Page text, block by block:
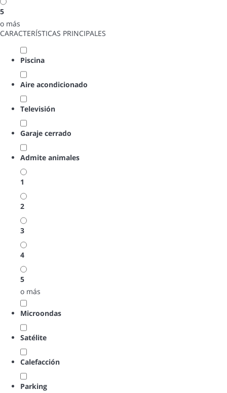
5
o más
CARACTERÍSTICAS PRINCIPALES
Piscina
Aire acondicionado
Televisión
Garaje cerrado
Admite animales
1
2
3
4
5
o más
Microondas
Satélite
Calefacción
Parking